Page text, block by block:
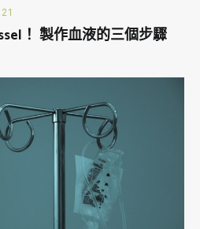
！ 製作血液的三個步驟